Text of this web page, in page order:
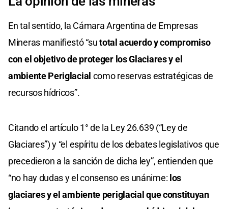
En tal sentido, la Cámara Argentina de Empresas
Mineras manifiestó “sutotal acuerdo y compromiso
con el objetivo de proteger los Glaciares y el
ambiente Periglacial como reservas estratégicas de
recursos hídricos”.
Citando el artículo 1° de la Ley 26.639 (“Ley de
Glaciares”) y “el espíritu de los debates legislativos que
precedieron a la sanción de dicha ley”, entienden que
“no hay dudas y el consenso es unánime: los
glaciares y el ambiente periglacial que constituyan